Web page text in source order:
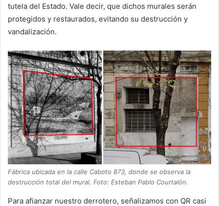
tutela del Estado. Vale decir, que dichos murales serán
protegidos y restaurados, evitando su destrucción y
vandalización.
Fábrica ubicada en la calle Caboto 873, donde se observa la
destrucción total del mural. Foto: Esteban Pablo Courtalón.
Para afianzar nuestro derrotero, señalizamos con QR casi